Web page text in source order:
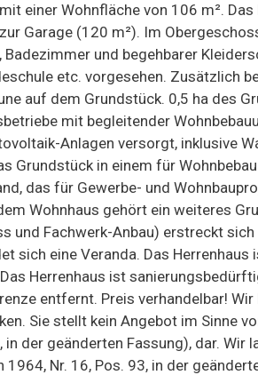
einer Wohnfläche von 106 m².
Garage (120 m²). Im
und begehbarer
etc. vorgesehen. Zusätzlich
auf dem Grundstück. 0,5 ha des
mit begleitender
Anlagen versorgt, inklusive
Grundstück in einem für
das für Gewerbe- und
Wohnhaus gehört ein weiteres
und Fachwerk-Anbau) erstreckt sich
sich eine Veranda. Das Herrenhaus
Herrenhaus ist
entfernt. Preis verhandelbar! Wir
Sie stellt kein Angebot im Sinne
der geänderten Fassung), dar. Wir
Nr. 16, Pos. 93, in der